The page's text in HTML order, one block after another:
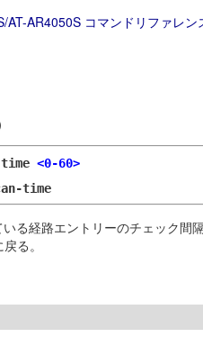
AT-AR4050S コマンドリファレン
<0-60>
time
いる経路エントリーのチェック間
る。